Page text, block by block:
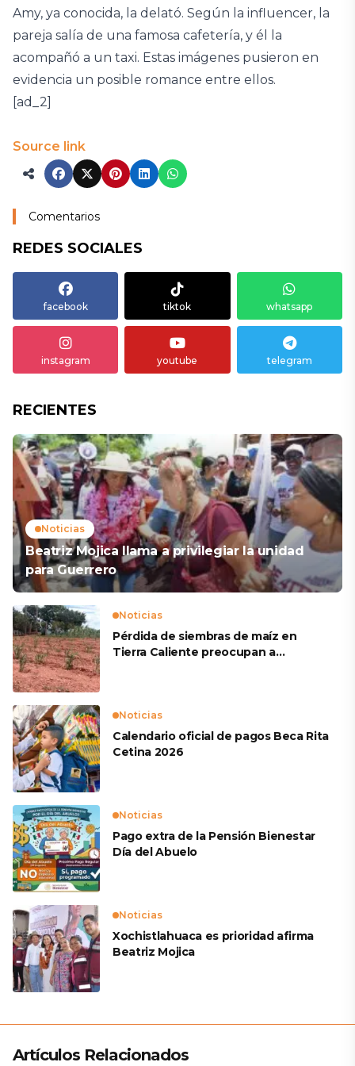
Amy, ya conocida, la delató. Según la influencer, la
pareja salía de una famosa cafetería, y él la
acompañó a un taxi. Estas imágenes pusieron en
evidencia un posible romance entre ellos.
[ad_2]
Source link
Comentarios
REDES SOCIALES
facebook tiktok whatsapp
instagram youtube telegram
RECIENTES
Noticias
Beatriz Mojica llama a privilegiar la unidad
para Guerrero
Noticias
Pérdida de siembras de maíz en
Tierra Caliente preocupan a
Noticias
Calendario oficial de pagos Beca Rita
Cetina 2026
Noticias
Pago extra de la Pensión Bienestar
Día del Abuelo
Noticias
Xochistlahuaca es prioridad afirma
Beatriz Mojica
Artículos Relacionados